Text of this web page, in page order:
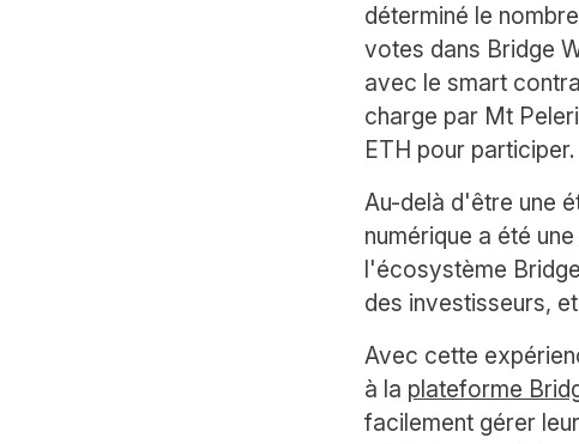
déterminé le
votes dans Bridge
avec le smart
charge par Mt
ETH pour participer.
Au-delà d'être une
numérique a été
l'écosystème
des investisseurs,
Avec cette
à la plateforme
facilement gérer